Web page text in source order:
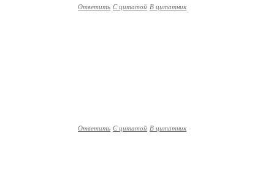
Ответить С цитатой В цитатник
Ответить С цитатой В цитатник